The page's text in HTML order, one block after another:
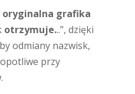
oryginalna grafika
otrzymuje...”, dzięki
odmiany nazwisk,
przy